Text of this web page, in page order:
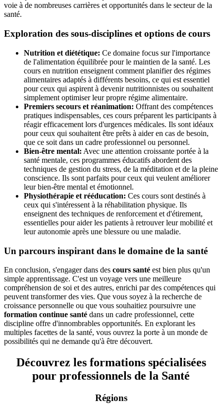
voie à de nombreuses carrières et opportunités dans le secteur de la
santé.
Exploration des sous-disciplines et options de cours
Nutrition et diététique: Ce domaine focus sur l'importance
de l'alimentation équilibrée pour le maintien de la santé. Les
cours en nutrition enseignent comment planifier des régimes
alimentaires adaptés à différents besoins, ce qui est essentiel
pour ceux qui aspirent à devenir nutritionnistes ou souhaitent
simplement optimiser leur propre régime alimentaire.
Premiers secours et réanimation: Offrant des compétences
pratiques indispensables, ces cours préparent les participants à
réagir efficacement lors d'urgences médicales. Ils sont idéaux
pour ceux qui souhaitent être prêts à aider en cas de besoin,
que ce soit dans un cadre professionnel ou personnel.
Bien-être mental: Avec une attention croissante portée à la
santé mentale, ces programmes éducatifs abordent des
techniques de gestion du stress, de la méditation et de la pleine
conscience. Ils sont parfaits pour ceux qui veulent améliorer
leur bien-être mental et émotionnel.
Physiothérapie et rééducation: Ces cours sont destinés à
ceux qui s'intéressent à la réhabilitation physique. Ils
enseignent des techniques de renforcement et d'étirement,
essentielles pour aider les patients à retrouver leur mobilité et
leur autonomie après une blessure ou une maladie.
Un parcours inspirant dans le domaine de la santé
En conclusion, s'engager dans des cours santé est bien plus qu'un
simple apprentissage. C'est un voyage vers une meilleure
compréhension de soi et des autres, enrichi par des compétences qui
peuvent transformer des vies. Que vous soyez à la recherche de
croissance personnelle ou que vous souhaitiez poursuivre une
formation continue santé dans un cadre professionnel, cette
discipline offre d'innombrables opportunités. En explorant les
multiples facettes de la santé, vous ouvrez la porte à un monde de
possibilités qui ne demande qu'à être découvert.
Découvrez les formations spécialisées
pour professionnels de la Santé
Régions